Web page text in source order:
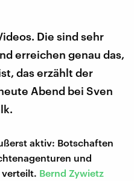
Die sind sehr
erreichen genau das,
das erzählt der
Abend bei Sven
aktiv: Botschaften
und
Bernd Zywietz